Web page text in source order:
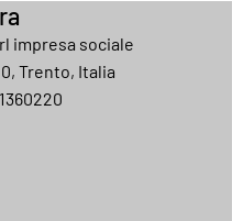
impresa sociale
Trento, Italia